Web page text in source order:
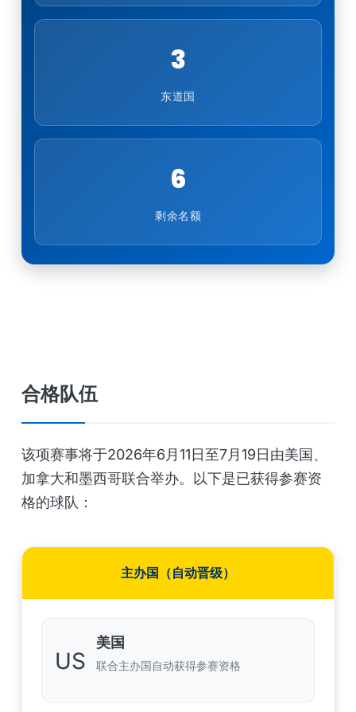
3
东道国
6
剩余名额
合格队伍
该项赛事将于2026年6月11日至7月19日由美国、
加拿大和墨西哥联合举办。以下是已获得参赛资
格的球队：
主办国（自动晋级）
US
美国
联合主办国自动获得参赛资格